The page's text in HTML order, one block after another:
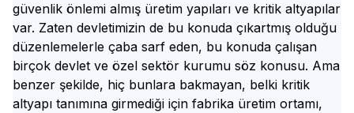
güvenlik önlemi almış üretim yapıları ve kritik altyapılar
var. Zaten devletimizin de bu konuda çıkartmış olduğu
düzenlemelerle çaba sarf eden, bu konuda çalışan
birçok devlet ve özel sektör kurumu söz konusu. Ama
benzer şekilde, hiç bunlara bakmayan, belki kritik
altyapı tanımına girmediği için fabrika üretim ortamı,